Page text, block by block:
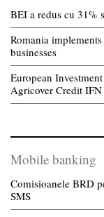
BEI a redus cu 31%
Romania
businesses
European
Agricover Credit IFN
Mobile banking
Comisioanele BRD
SMS